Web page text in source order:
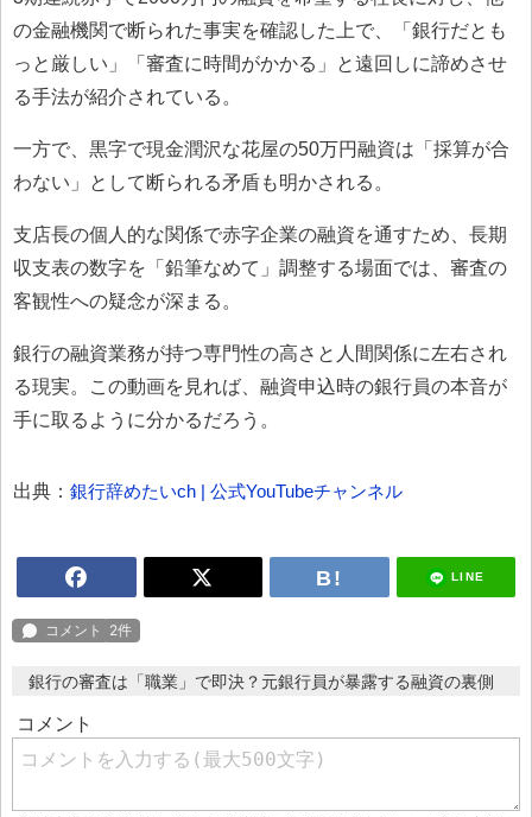
の金融機関で断られた事実を確認した上で、「銀行だとも
っと厳しい」「審査に時間がかかる」と遠回しに諦めさせ
る手法が紹介されている。
一方で、黒字で現金潤沢な花屋の50万円融資は「採算が合
わない」として断られる矛盾も明かされる。
支店長の個人的な関係で赤字企業の融資を通すため、長期
収支表の数字を「鉛筆なめて」調整する場面では、審査の
客観性への疑念が深まる。
銀行の融資業務が持つ専門性の高さと人間関係に左右され
る現実。この動画を見れば、融資申込時の銀行員の本音が
手に取るように分かるだろう。
出典： 銀行辞めたいch | 公式YouTubeチャンネル
LINE
銀行の審査は「職業」で即決？元銀行員が暴露する融資の裏側